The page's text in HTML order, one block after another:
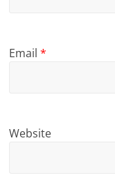
Email*
Website